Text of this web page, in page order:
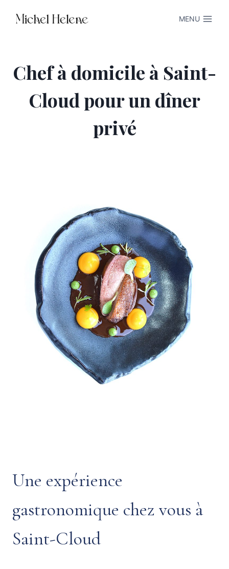
MENU
Chef à domicile à Saint-
Cloud pour un dîner
privé
Une expérience
gastronomique chez vous à
Saint-Cloud